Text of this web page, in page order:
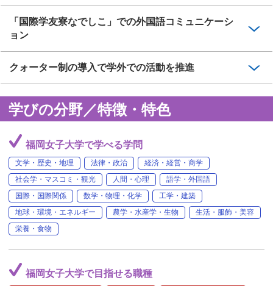
「国際学友寮なでしこ」での外国語コミュニケーシ
ョン
クォーター制の導入で学外での活動を推進
学びの分野／特徴・特色
福岡女子大学で学べる学問
文学・歴史・地理 法律・政治
経済・経営・商学
社会学・マスコミ・観光
人間・心理
語学・外国語
国際・国際関係
数学・物理・化学
工学・建築
地球・環境・エネルギー
農学・水産学・生物
生活・服飾・美容
栄養・食物
福岡女子大学で目指せる職種